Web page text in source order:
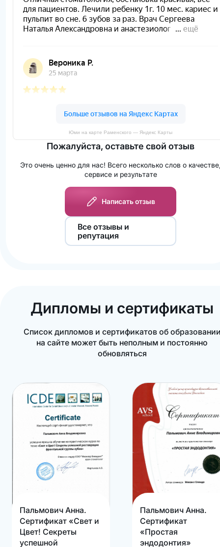
Юми на карте Раменского — Яндекс Карты
Пожалуйста, оставьте свой отзыв
Это очень ценно для нас! Всего несколько слов о
сервисе и результате
Написать отзыв
Все отзывы и
репутация
Дипломы и сертификаты
Список дипломов и сертификатов об
на сайте может быть неполным и постоянно
обновляться
Пальмович Анна.
Сертификат «Свет и
Цвет! Секреты
успешной
Пальмович Анна.
Сертификат
«Простая
эндодонтия»